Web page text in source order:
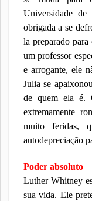
Universidade de
obrigada a se
la preparado
um professor
e arrogante, ele
Julia se
de quem ela é.
extremamente
muito feridas,
autodepreciação
Poder absoluto
Luther Whitney
sua vida. Ele